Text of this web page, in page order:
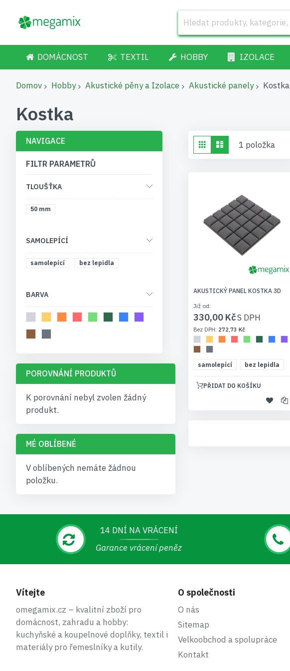
DOMÁCNOST TEXTIL HOBBY IZOLACE
Domov Hobby Akustické pěny a Izolace Akustické panely Kostka
Kostka
Zobrazení
Mřížka Seznam
1 položka
AKUSTICKÝ PANEL KOSTKA 3D
Již od
330,00 Kč
272,73 Kč
samolepící bez lepidla
PŘIDAT DO KOŠÍKU
NAVIGACE
FILTR PARAMETRŮ
TLOUŠŤKA
50 mm
SAMOLEPÍCÍ
samolepící bez lepidla
BARVA
POROVNÁNÍ PRODUKTŮ
K porovnání nebyl zvolen žádný
produkt.
MÉ OBLÍBENÉ
V oblíbených nemáte žádnou
položku.
14 DNÍ NA VRÁCENÍ
Garance vrácení peněz
Vítejte
omegamix.cz – kvalitní zboží pro
domácnost, zahradu a hobby:
kuchyňské a koupelnové doplňky, textil i
materiály pro řemeslníky a kutily.
O společnosti
O nás
Sitemap
Velkoobchod a spolupráce
Kontakt